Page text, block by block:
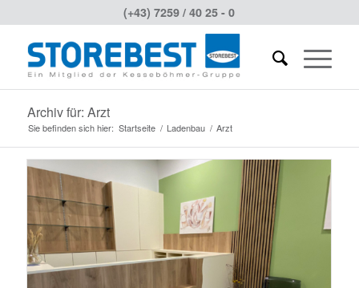
(+43) 7259 / 40 25 - 0
Archiv für: Arzt
Sie befinden sich hier: Startseite / Ladenbau / Arzt